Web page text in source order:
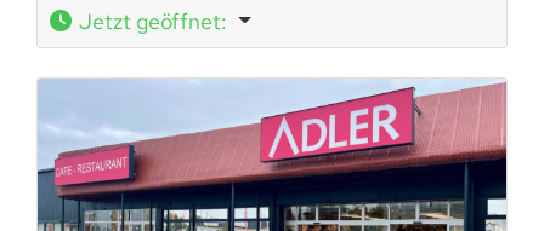
Jetzt geöffnet: